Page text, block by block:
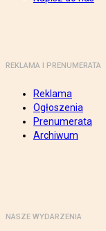
REKLAMA I PRENUMERATA
Reklama
Ogłoszenia
Prenumerata
Archiwum
NASZE WYDARZENIA